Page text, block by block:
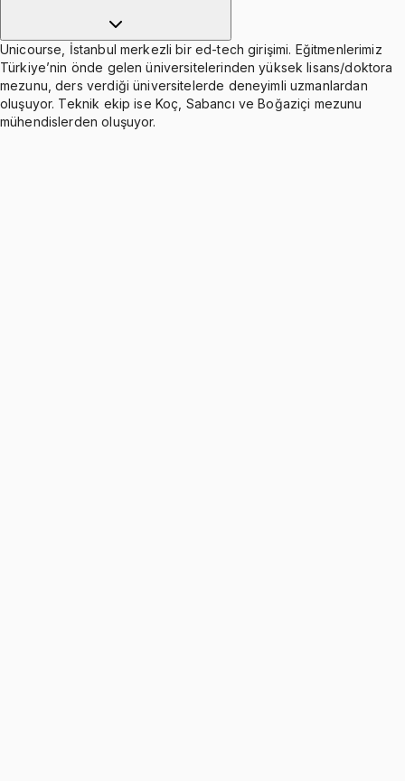
Unicourse, İstanbul merkezli bir ed-tech girişimi. Eğitmenlerimiz
Türkiye’nin önde gelen üniversitelerinden yüksek lisans/doktora
mezunu, ders verdiği üniversitelerde deneyimli uzmanlardan
oluşuyor. Teknik ekip ise Koç, Sabancı ve Boğaziçi mezunu
mühendislerden oluşuyor.